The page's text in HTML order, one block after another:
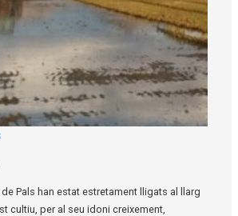
Pals han estat estretament lligats al llarg
cultiu, per al seu idoni creixement,